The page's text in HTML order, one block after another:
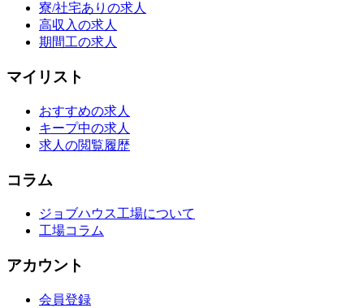
寮/社宅ありの求人
高収入の求人
期間工の求人
マイリスト
おすすめの求人
キープ中の求人
求人の閲覧履歴
コラム
ジョブハウス工場について
工場コラム
アカウント
会員登録